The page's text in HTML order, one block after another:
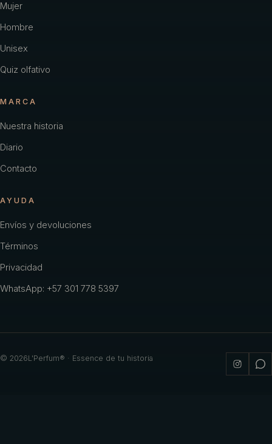
Mujer
Hombre
Unisex
Quiz olfativo
MARCA
Nuestra historia
Diario
Contacto
AYUDA
Envíos y devoluciones
Términos
Privacidad
WhatsApp: +57 301 778 5397
© 2026L'Perfum® · Essence de tu historia